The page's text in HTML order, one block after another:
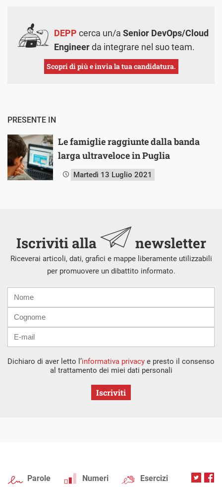
DEPP cerca un/a Senior DevOps/Cloud
Engineerda integrare nel suo team.
Scopri di più e invia la tua candidatura.
PRESENTE IN
Le famiglie raggiunte dalla banda
larga ultraveloce in Puglia
Martedì 13 Luglio 2021
Iscriviti alla newsletter
Riceverai articoli, dati, grafici e mappe liberamente utilizzabili
per promuovere un dibattito informato.
mail
Dichiaro di aver letto l’informativa privacy e presto il consenso
al trattamento dei miei dati personali
Iscriviti
Parole Numeri Esercizi